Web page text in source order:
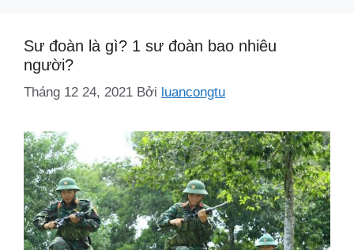
Sư đoàn là gì? 1 sư đoàn bao nhiêu
người?
Tháng 12 24, 2021 Bởi luancongtu